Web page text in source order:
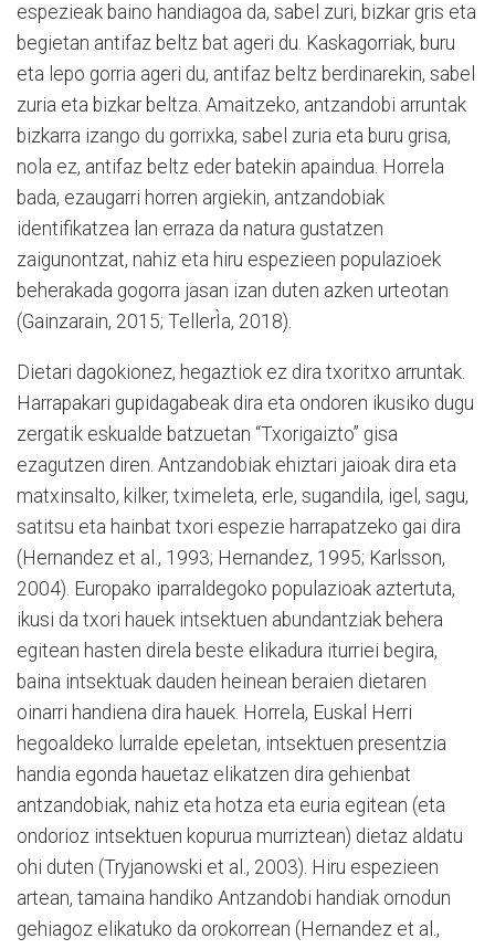
espezieak baino handiagoa da, sabel zuri, bizkar gris eta
begietan antifaz beltz bat ageri du. Kaskagorriak, buru
eta lepo gorria ageri du, antifaz beltz berdinarekin, sabel
zuria eta bizkar beltza. Amaitzeko, antzandobi arruntak
bizkarra izango du gorrixka, sabel zuria eta buru grisa,
nola ez, antifaz beltz eder batekin apaindua. Horrela
bada, ezaugarri horren argiekin, antzandobiak
identifikatzea lan erraza da natura gustatzen
zaigunontzat, nahiz eta hiru espezieen populazioek
beherakada gogorra jasan izan duten azken urteotan
(Gainzarain, 2015; TellerÌa, 2018).
Dietari dagokionez, hegaztiok ez dira txoritxo arruntak.
Harrapakari gupidagabeak dira eta ondoren ikusiko dugu
zergatik eskualde batzuetan “Txorigaizto” gisa
ezagutzen diren. Antzandobiak ehiztari jaioak dira eta
matxinsalto, kilker, tximeleta, erle, sugandila, igel, sagu,
satitsu eta hainbat txori espezie harrapatzeko gai dira
(Hernandez et al., 1993; Hernandez, 1995; Karlsson,
2004). Europako iparraldegoko populazioak aztertuta,
ikusi da txori hauek intsektuen abundantziak behera
egitean hasten direla beste elikadura iturriei begira,
baina intsektuak dauden heinean beraien dietaren
oinarri handiena dira hauek. Horrela, Euskal Herri
hegoaldeko lurralde epeletan, intsektuen presentzia
handia egonda hauetaz elikatzen dira gehienbat
antzandobiak, nahiz eta hotza eta euria egitean (eta
ondorioz intsektuen kopurua murriztean) dietaz aldatu
ohi duten (Tryjanowski et al., 2003). Hiru espezieen
artean, tamaina handiko Antzandobi handiak ornodun
gehiagoz elikatuko da orokorrean (Hernandez et al.,